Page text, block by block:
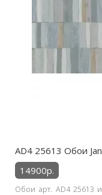
AD4 25613 Обои
14900р.
Обои арт. AD4 25613